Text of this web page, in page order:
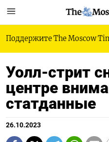
Поддержите The Moscow
Уолл-стрит
центре
статданные
26.10.2023